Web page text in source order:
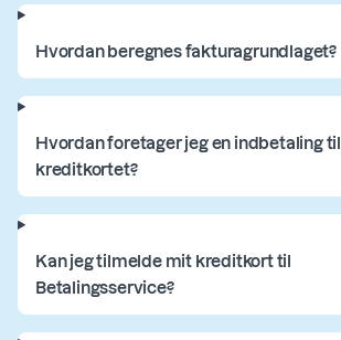
Hvordan beregnes fakturagrundlaget?
Hvordan foretager jeg en indbetaling til
kreditkortet?
Kan jeg tilmelde mit kreditkort til
Betalingsservice?